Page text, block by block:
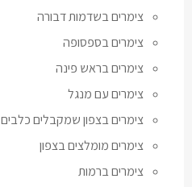
צימרים בשדמות דבורה
צימרים בספסופה
צימרים בראש פינה
צימרים עם מנגל
צימרים בצפון שמקבלים כלבים
צימרים מומלצים בצפון
צימרים ברמות